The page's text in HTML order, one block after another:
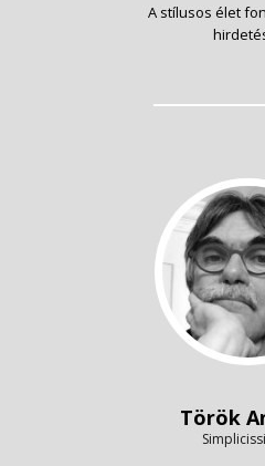
A stílusos élet
Török